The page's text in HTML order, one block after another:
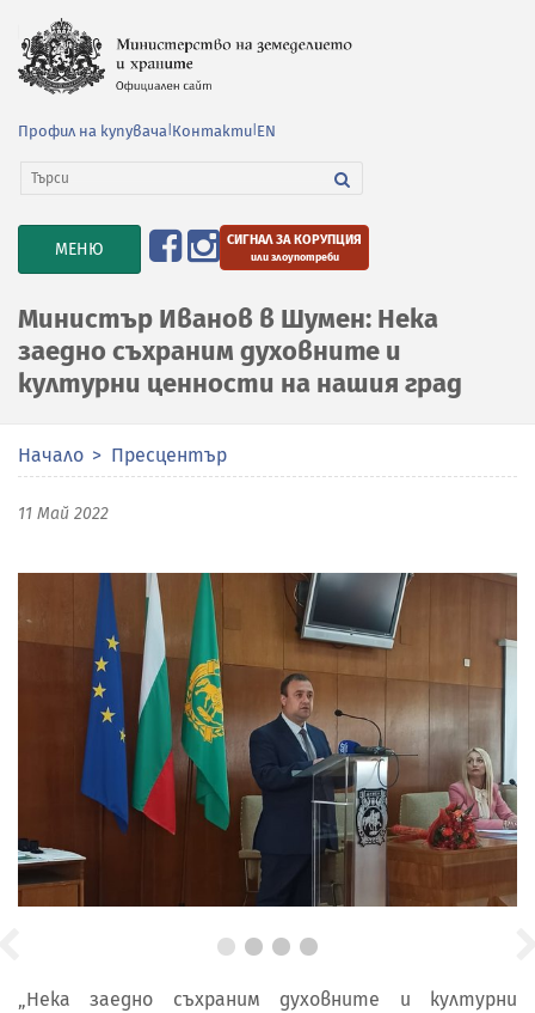
Профил на купувача Контакти EN
TOGGLE
NAVIGATION
МЕНЮ СИГНАЛ ЗА КОРУПЦИЯ
или злоупотреби
Министър Иванов в Шумен: Нека
заедно съхраним духовните и
културни ценности на нашия град
Начало Пресцентър
11 Май 2022
„Нека заедно съхраним духовните и културни